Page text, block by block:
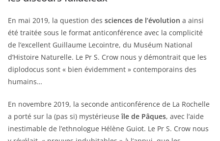
En mai 2019, la question des sciences de l’évolution a ainsi
été traitée sous le format anticonférence avec la complicité
de l’excellent Guillaume Lecointre, du Muséum National
d’Histoire Naturelle. Le Pr S. Crow nous y démontrait que les
diplodocus sont « bien évidemment » contemporains des
humains…
En novembre 2019, la seconde anticonférence de La Rochelle
a porté sur la (pas si) mystérieuseîle de Pâques, avec l’aide
inestimable de l’ethnologue Hélène Guiot. Le Pr S. Crow nous